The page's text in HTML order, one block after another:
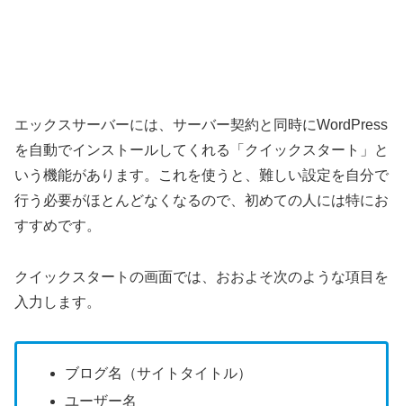
エックスサーバーには、サーバー契約と同時にWordPress
を自動でインストールしてくれる「クイックスタート」と
いう機能があります。これを使うと、難しい設定を自分で
行う必要がほとんどなくなるので、初めての人には特にお
すすめです。
クイックスタートの画面では、おおよそ次のような項目を
入力します。
ブログ名（サイトタイトル）
ユーザー名